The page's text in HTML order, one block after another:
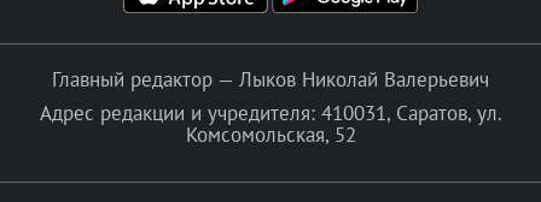
Главный редактор — Лыков Николай Валерьевич
Адрес редакции и учредителя: 410031, Саратов, ул.
Комсомольская, 52